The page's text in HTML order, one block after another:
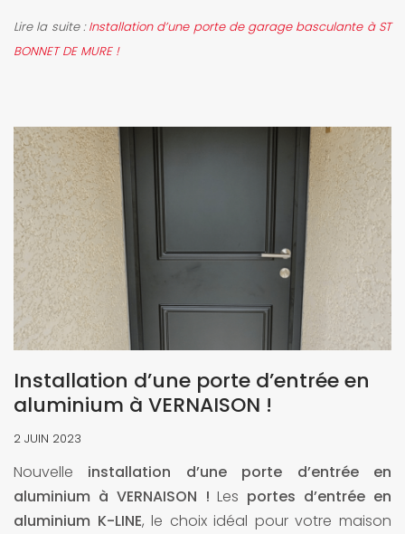
Lire la suite :Installation d’une porte de garage basculante à ST
BONNET DE MURE !
Installation d’une porte d’entrée en
aluminium à VERNAISON !
2 JUIN 2023
Nouvelle installation d’une porte d’entrée en
aluminium à VERNAISON ! Les portes d’entrée en
aluminium K-LINE, le choix idéal pour votre maison